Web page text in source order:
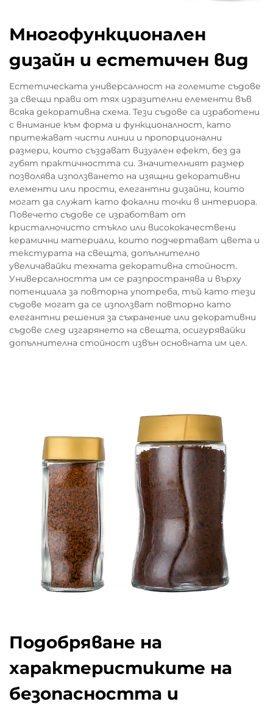
Многофункционален
дизайн и естетичен вид
Естетическата универсалност на големите съдове
за свещи прави от тях изразителни елементи във
всяка декоративна схема. Тези съдове са изработени
с внимание към форма и функционалност, като
притежават чисти линии и пропорционални
размери, които създават визуален ефект, без да
губят практичността си. Значителният размер
позволява използването на изящни декоративни
елементи или прости, елегантни дизайни, които
могат да служат като фокални точки в интериора.
Повечето съдове се изработват от
кристалночисто стъкло или висококачествени
керамични материали, които подчертават цвета и
текстурата на свещта, допълнително
увеличавайки техната декоративна стойност.
Универсалността им се разпространява и върху
потенциала за повторна употреба, тъй като тези
съдове могат да се използват повторно като
елегантни решения за съхранение или декоративни
съдове след изгарянето на свещта, осигурявайки
допълнителна стойност извън основната им цел.
Подобряване на
характеристиките на
безопасността и